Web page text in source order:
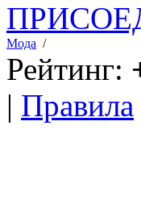
Мода /
Рейтинг:
| Правила